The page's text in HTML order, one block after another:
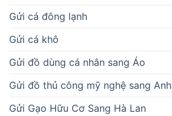
Gửi cá đông lạnh
Gửi cá khô
Gửi đồ dùng cá nhân sang Áo
Gửi đồ thủ công mỹ nghệ sang Anh
Gửi Gạo Hữu Cơ Sang Hà Lan